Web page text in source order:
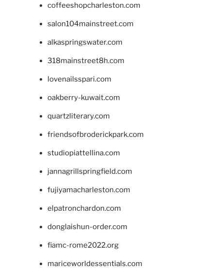
coffeeshopcharleston.com
salon104mainstreet.com
alkaspringswater.com
318mainstreet8h.com
lovenailsspari.com
oakberry-kuwait.com
quartzliterary.com
friendsofbroderickpark.com
studiopiattellina.com
jannagrillspringfield.com
fujiyamacharleston.com
elpatronchardon.com
donglaishun-order.com
fiamc-rome2022.org
mariceworldessentials.com